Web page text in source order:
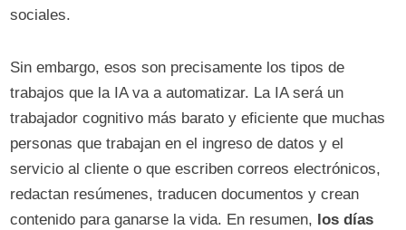
sociales.
Sin embargo, esos son precisamente los tipos de
trabajos que la IA va a automatizar. La IA será un
trabajador cognitivo más barato y eficiente que muchas
personas que trabajan en el ingreso de datos y el
servicio al cliente o que escriben correos electrónicos,
redactan resúmenes, traducen documentos y crean
contenido para ganarse la vida. En resumen, los días